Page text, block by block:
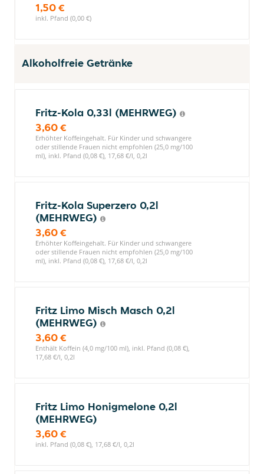
1,50 €
inkl. Pfand (0,00 €)
Alkoholfreie Getränke
Fritz-Kola 0,33l (MEHRWEG)
3,60 €
Erhöhter Koffeingehalt. Für Kinder und schwangere
oder stillende Frauen nicht empfohlen (25,0 mg/100
ml), inkl. Pfand (0,08 €), 17,68 €/l, 0,2l
Fritz-Kola Superzero 0,2l
(MEHRWEG)
3,60 €
Erhöhter Koffeingehalt. Für Kinder und schwangere
oder stillende Frauen nicht empfohlen (25,0 mg/100
ml), inkl. Pfand (0,08 €), 17,68 €/l, 0,2l
Fritz Limo Misch Masch 0,2l
(MEHRWEG)
3,60 €
Enthält Koffein (4,0 mg/100 ml), inkl. Pfand (0,08 €),
17,68 €/l, 0,2l
Fritz Limo Honigmelone 0,2l
(MEHRWEG)
3,60 €
inkl. Pfand (0,08 €), 17,68 €/l, 0,2l